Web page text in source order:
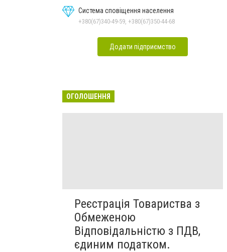
Система сповіщення населення
+380(67)340-49-59, +380(67)350-44-68
Додати підприємство
ОГОЛОШЕННЯ
Реєстрація Товариства з
Обмеженою
Відповідальністю з ПДВ,
єдиним податком.